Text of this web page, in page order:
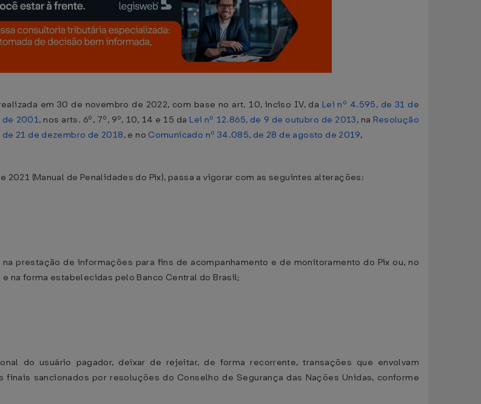
em 30 de novembro de 2022, com base no art. 10, inciso IV, da Lei nº 4.595, de 31 de
de 2001, nos arts. 6º, 7º, 9º, 10, 14 e 15 da Lei nº 12.865, de 9 de outubro de 2013, na Resolução
de 21 de dezembro de 2018, e no Comunicado nº 34.085, de 28 de agosto de 2019,
2021 (Manual de Penalidades do Pix), passa a vigorar com as seguintes alterações:
prestação de informações para fins de acompanhamento e de monitoramento do Pix ou, no
na forma estabelecidas pelo Banco Central do Brasil;
do usuário pagador, deixar de rejeitar, de forma recorrente, transações que envolvam
sancionados por resoluções do Conselho de Segurança das Nações Unidas, conforme